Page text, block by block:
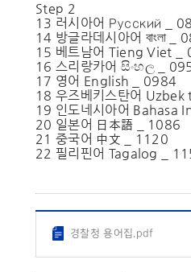
Step 2
13 러시아어 Русский _
14 방글라데시아어 বাংলা _
15 베트남어 Tieng Viet _
16 스리랑카어 සිංහල _
17 영어 English _ 0984
18 우즈베키스탄어
19 인도네시아어 Bahasa
20 일본어 日本語 _ 1086
21 중국어 中文 _ 1120
22 필리핀어 Tagalog _
경찰청 용어집.pdf